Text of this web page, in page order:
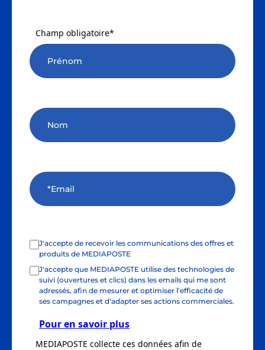
Champ obligatoire*
J'accepte de recevoir les communications des offres et
produits de MEDIAPOSTE
J'accepte que MEDIAPOSTE utilise des technologies de
suivi (ouvertures et clics) dans les emails qui me sont
adressés, afin de mesurer et optimiser l'efficacité de
ses campagnes et d'adapter ses actions commerciales.
Pour en savoir plus
MEDIAPOSTE collecte ces données afin de